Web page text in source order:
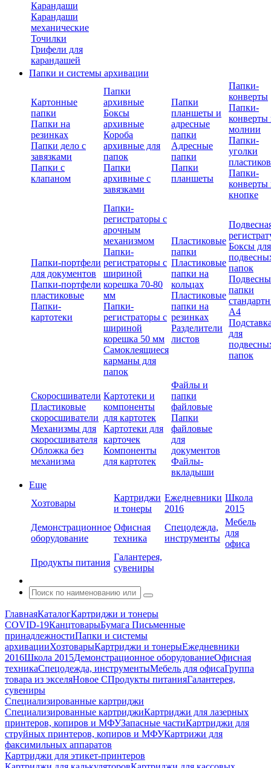
Карандаши
Карандаши
механические
Точилки
Грифели для
карандашей
Папки и системы архивации
Картонные
папки
Папки на
резинках
Папки дело с
завязками
Папки с
клапаном
Папки
архивные
Боксы
архивные
Короба
архивные для
папок
Папки
архивные с
завязками
Папки
планшеты и
адресные
папки
Адресные
папки
Папки
планшеты
Папки-
конверты
Папки-
конверты
молнии
Папки-
уголки
Папки-
конверты
кнопке
Папки-портфели
для документов
Папки-портфели
пластиковые
Папки-
картотеки
Папки-
регистраторы с
арочным
механизмом
Папки-
регистраторы с
шириной
корешка 70-80
мм
Папки-
регистраторы с
шириной
корешка 50 мм
Самоклеящиеся
карманы для
папок
Пластиковые
папки
Пластиковые
папки на
кольцах
Пластиковые
папки на
резинках
Разделители
листов
Боксы для
папок
папки
А4
для
папок
Скоросшиватели
Пластиковые
скоросшиватели
Механизмы для
скоросшивателя
Обложка без
механизма
Картотеки и
компоненты
для картотек
Картотеки для
карточек
Компоненты
для картотек
Файлы и
папки
файловые
Папки
файловые
для
документов
Файлы-
вкладыши
Еще
Хозтовары
Картриджи
и тонеры
Ежедневники
2016
Школа
2015
Демонстрационное
оборудование
Офисная
техника
Спецодежда,
инструменты
Мебель
для
офиса
Продукты питания
Галантерея,
сувениры
ГлавнаяКаталогКартриджи и тонеры
COVID-19КанцтоварыБумага Письменные
принадлежностиПапки и системы
архивацииХозтоварыКартриджи и тонерыЕжедневники
2016Школа 2015Демонстрационное оборудованиеОфисная
техникаСпецодежда, инструментыМебель для офисаГруппа
товара из экселяНовое СПродукты питанияГалантерея,
сувениры
Специализированные картриджи
Специализированные картриджиКартриджи для лазерных
принтеров, копиров и МФУЗапасные частиКартриджи для
струйных принтеров, копиров и МФУКартрижи для
факсимильных аппаратов
Картриджи для этикет-принтеров